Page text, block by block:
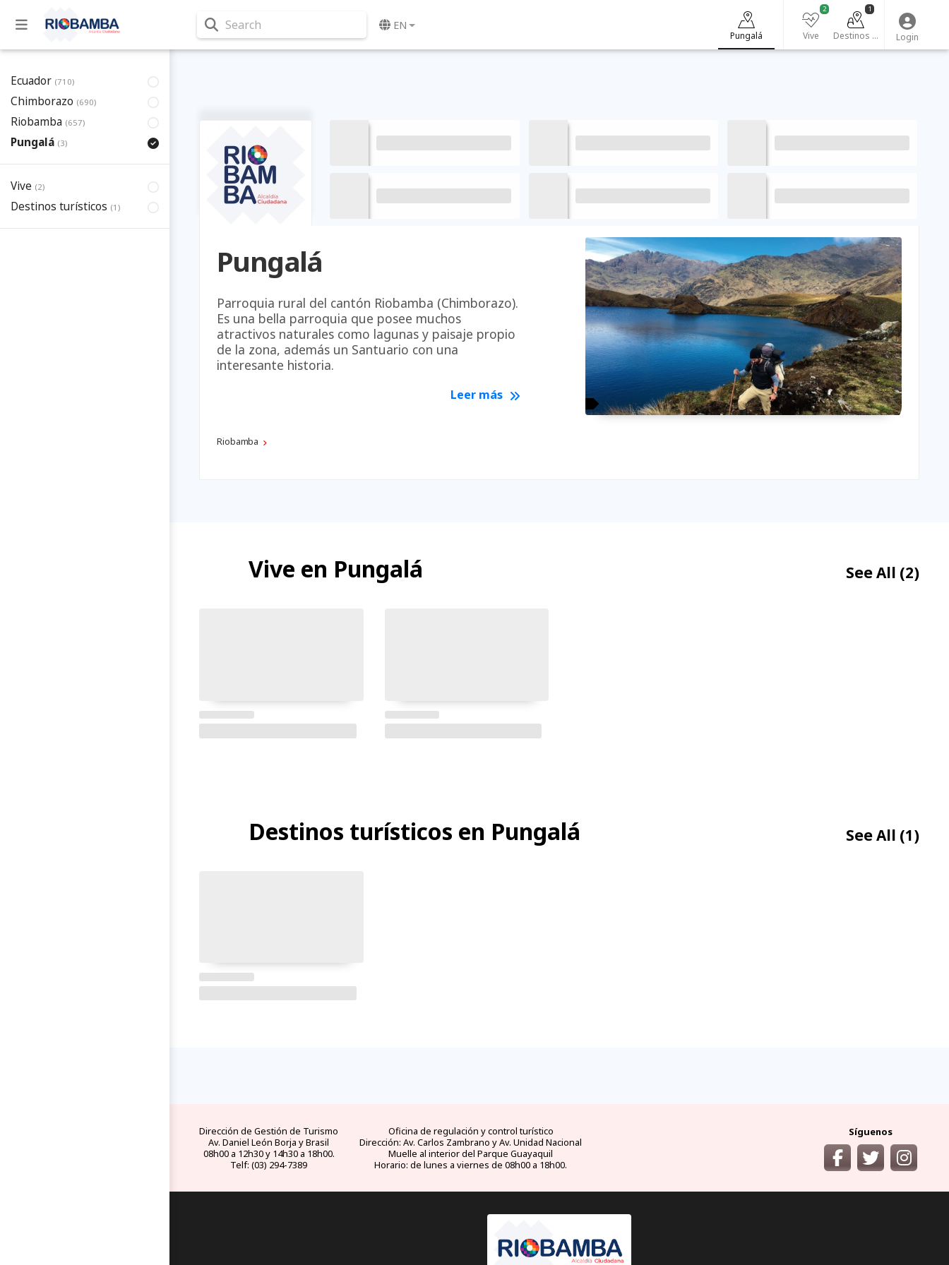
Search EN
Pungalá Vive
2
Destinos turísticos
1
Login
Ecuador (710)
Chimborazo (690)
Riobamba (657)
Pungalá (3)
Vive (2)
Destinos turísticos (1)
Pungalá
Parroquia rural del cantón Riobamba (Chimborazo).
Es una bella parroquia que posee muchos
atractivos naturales como lagunas y paisaje propio
de la zona, además un Santuario con una
interesante historia.
Leer más
Riobamba
Vive en Pungalá See All (2)
Destinos turísticos en Pungalá See All (1)
Dirección de Gestión de Turismo
Av. Daniel León Borja y Brasil
08h00 a 12h30 y 14h30 a 18h00.
Telf: (03) 294-7389
Oficina de regulación y control turístico
Dirección: Av. Carlos Zambrano y Av. Unidad Nacional
Muelle al interior del Parque Guayaquil
Horario: de lunes a viernes de 08h00 a 18h00.
Síguenos